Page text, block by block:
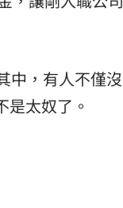
中，有人不僅沒
太奴了。